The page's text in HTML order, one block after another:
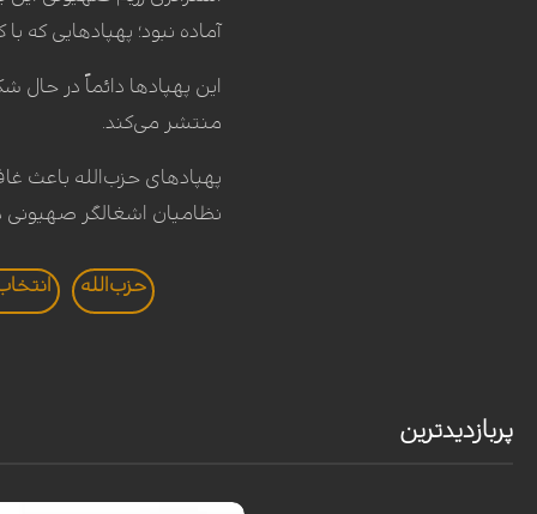
آماده نبود؛ پهپادهایی که
این پهپادها دائماً در حال
منتشر می‌کند.
پهپادهای حزب‌الله باعث
نظامیان اشغالگر صهیونی
حزب‌الله
پربازدیدترین